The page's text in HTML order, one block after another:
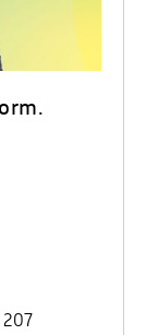
207